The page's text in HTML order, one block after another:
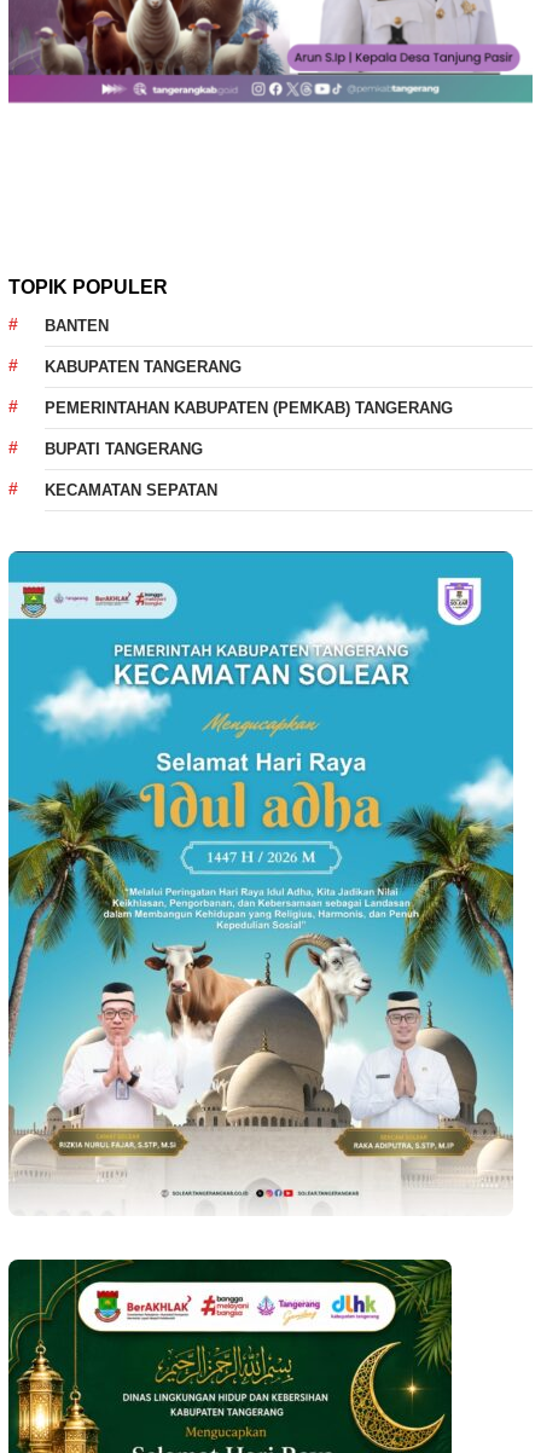
TOPIK POPULER
BANTEN
KABUPATEN TANGERANG
PEMERINTAHAN KABUPATEN (PEMKAB) TANGERANG
BUPATI TANGERANG
KECAMATAN SEPATAN